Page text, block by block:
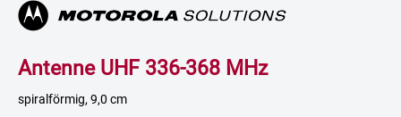
Antenne UHF 336-368 MHz
spiralförmig, 9,0 cm